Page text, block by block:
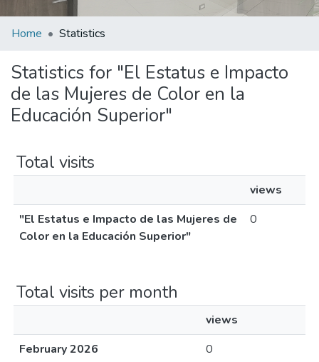
Home Statistics
Statistics for "El Estatus e Impacto
de las Mujeres de Color en la
Educación Superior"
Total visits
views
"El Estatus e Impacto de las Mujeres de
Color en la Educación Superior"
0
Total visits per month
views
February 2026
0